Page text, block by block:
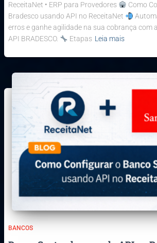
ReceitaNet • ERP para Provedores
Como
Bradesco usando API no ReceitaNet
erros e ganhe agilidade na sua cobrança com
API BRADESCO.
Etapas Leia mais
BANCOS